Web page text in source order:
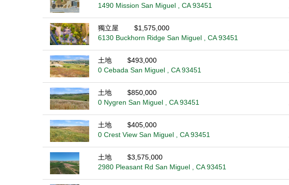
1490 Mission San Miguel , CA 93451
獨立屋
$1,575,000
6130 Buckhorn Ridge San Miguel , CA 93451
土地
$493,000
0 Cebada San Miguel , CA 93451
土地
$850,000
0 Nygren San Miguel , CA 93451
土地
$405,000
0 Crest View San Miguel , CA 93451
土地
$3,575,000
2980 Pleasant Rd San Miguel , CA 93451